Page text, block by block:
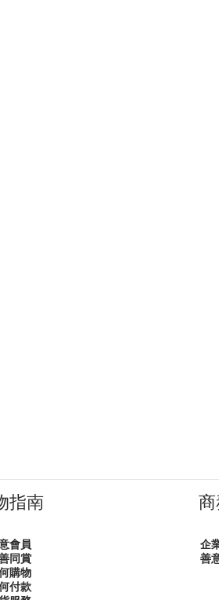
指南
會員
同賞
購物
付款
企
善